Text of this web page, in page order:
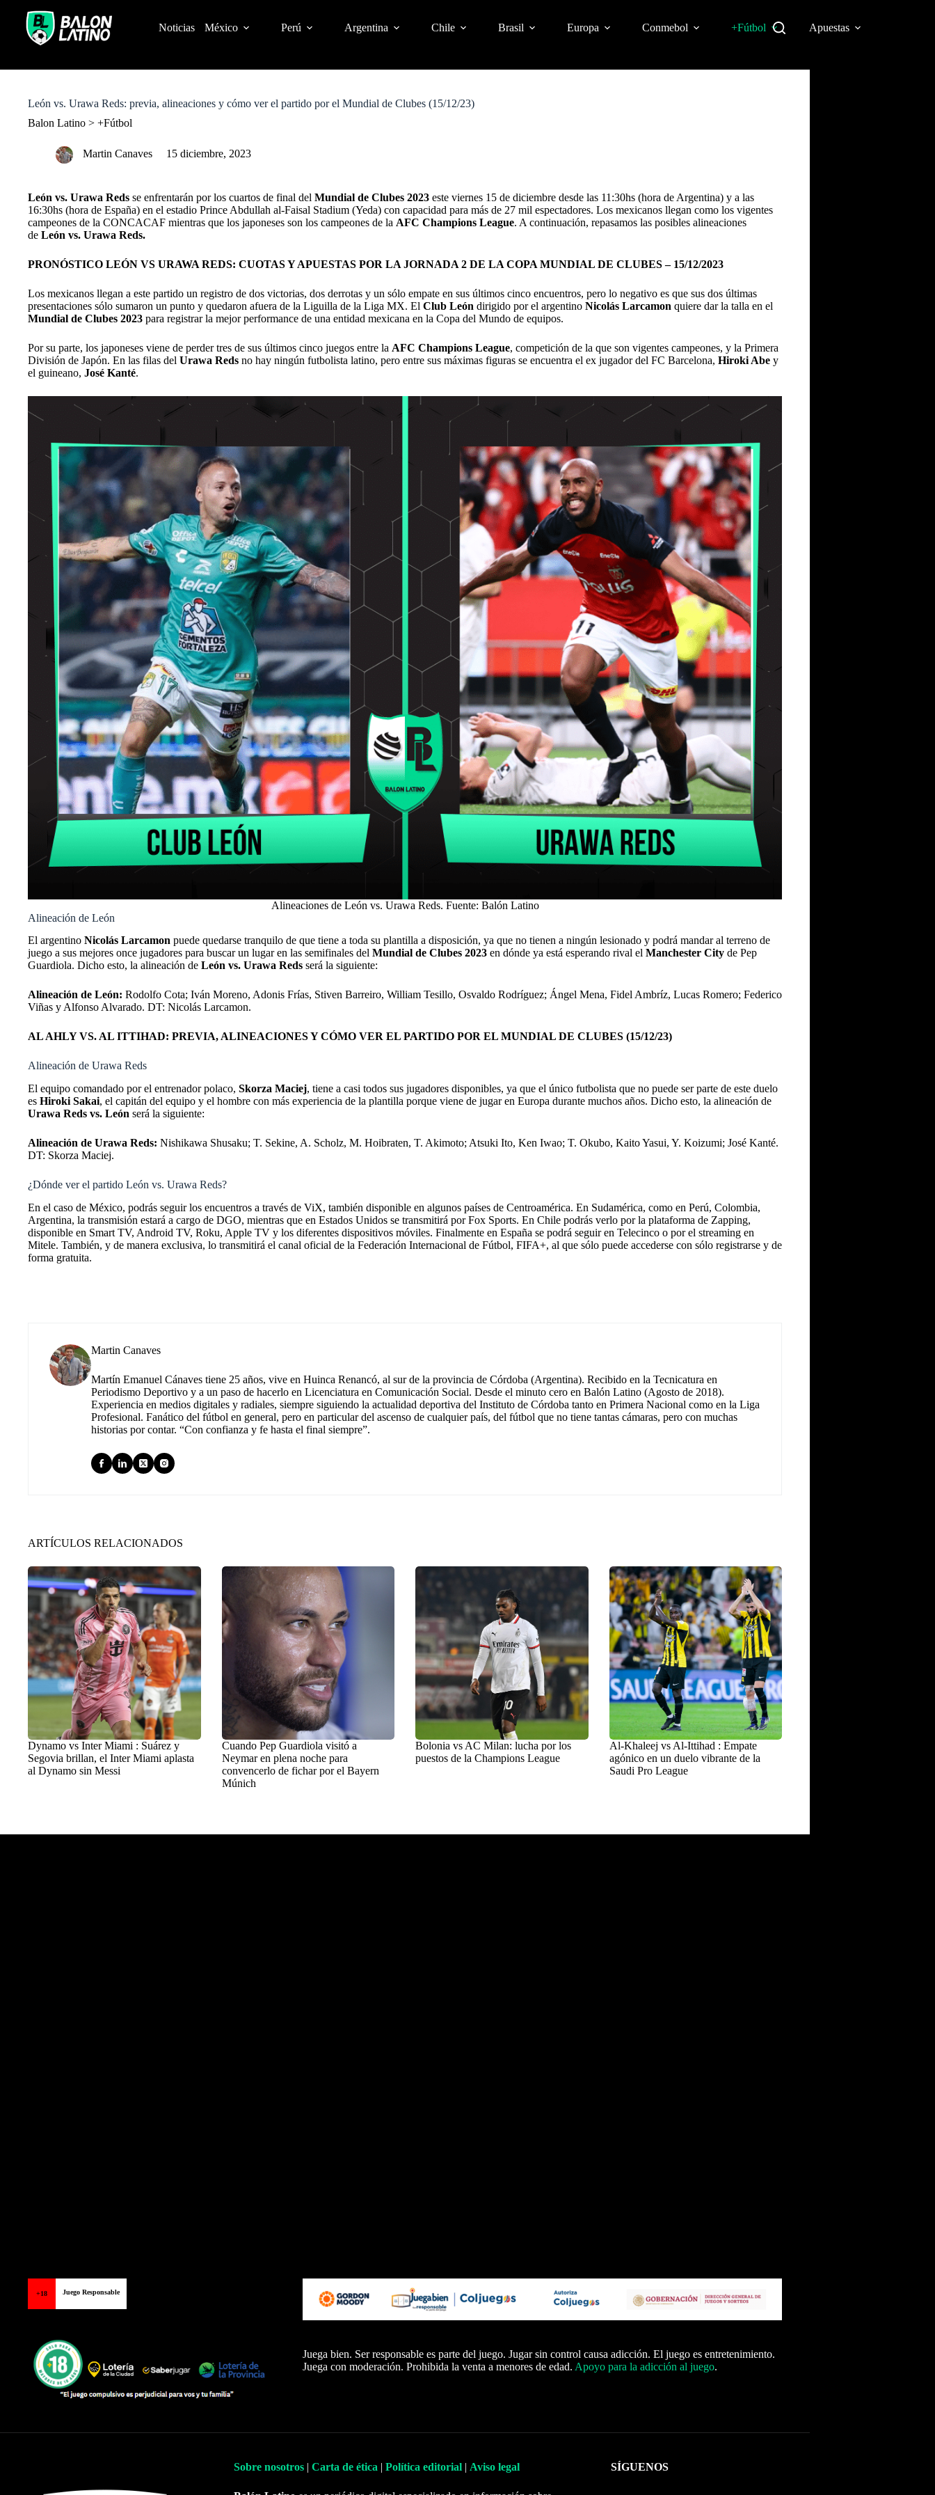
o
Noticias México Perú Argentina Chile Brasil Europa Conmebol +Fútbol Apuestas
León vs. Urawa Reds: previa, alineaciones y cómo ver el partido por el Mundial de Clubes (15/12/23)
Balon Latino > +Fútbol
Martin Canaves 15 diciembre, 2023
León vs. Urawa Reds se enfrentarán por los cuartos de final del Mundial de Clubes 2023 este viernes 15 de diciembre desde las 11:30hs (hora de Argentina) y a las
16:30hs (hora de España) en el estadio Prince Abdullah al-Faisal Stadium (Yeda) con capacidad para más de 27 mil espectadores. Los mexicanos llegan como los vigentes
campeones de la CONCACAF mientras que los japoneses son los campeones de la AFC Champions League. A continuación, repasamos las posibles alineaciones
de León vs. Urawa Reds.
PRONÓSTICO LEÓN VS URAWA REDS: CUOTAS Y APUESTAS POR LA JORNADA 2 DE LA COPA MUNDIAL DE CLUBES – 15/12/2023
Los mexicanos llegan a este partido un registro de dos victorias, dos derrotas y un sólo empate en sus últimos cinco encuentros, pero lo negativo es que sus dos últimas
presentaciones sólo sumaron un punto y quedaron afuera de la Liguilla de la Liga MX. El Club León dirigido por el argentino Nicolás Larcamon quiere dar la talla en el
Mundial de Clubes 2023 para registrar la mejor performance de una entidad mexicana en la Copa del Mundo de equipos.
Por su parte, los japoneses viene de perder tres de sus últimos cinco juegos entre la AFC Champions League, competición de la que son vigentes campeones, y la Primera
División de Japón. En las filas del Urawa Reds no hay ningún futbolista latino, pero entre sus máximas figuras se encuentra el ex jugador del FC Barcelona, Hiroki Abe y
el guineano, José Kanté.
Alineaciones de León vs. Urawa Reds. Fuente: Balón Latino
Alineación de León
El argentino Nicolás Larcamon puede quedarse tranquilo de que tiene a toda su plantilla a disposición, ya que no tienen a ningún lesionado y podrá mandar al terreno de
juego a sus mejores once jugadores para buscar un lugar en las semifinales del Mundial de Clubes 2023 en dónde ya está esperando rival el Manchester City de Pep
Guardiola. Dicho esto, la alineación de León vs. Urawa Reds será la siguiente:
Alineación de León: Rodolfo Cota; Iván Moreno, Adonis Frías, Stiven Barreiro, William Tesillo, Osvaldo Rodríguez; Ángel Mena, Fidel Ambríz, Lucas Romero; Federico
Viñas y Alfonso Alvarado. DT: Nicolás Larcamon.
AL AHLY VS. AL ITTIHAD: PREVIA, ALINEACIONES Y CÓMO VER EL PARTIDO POR EL MUNDIAL DE CLUBES (15/12/23)
Alineación de Urawa Reds
El equipo comandado por el entrenador polaco, Skorza Maciej, tiene a casi todos sus jugadores disponibles, ya que el único futbolista que no puede ser parte de este duelo
es Hiroki Sakai, el capitán del equipo y el hombre con más experiencia de la plantilla porque viene de jugar en Europa durante muchos años. Dicho esto, la alineación de
Urawa Reds vs. León será la siguiente:
Alineación de Urawa Reds: Nishikawa Shusaku; T. Sekine, A. Scholz, M. Hoibraten, T. Akimoto; Atsuki Ito, Ken Iwao; T. Okubo, Kaito Yasui, Y. Koizumi; José Kanté.
DT: Skorza Maciej.
¿Dónde ver el partido León vs. Urawa Reds?
En el caso de México, podrás seguir los encuentros a través de ViX, también disponible en algunos países de Centroamérica. En Sudamérica, como en Perú, Colombia,
Argentina, la transmisión estará a cargo de DGO, mientras que en Estados Unidos se transmitirá por Fox Sports. En Chile podrás verlo por la plataforma de Zapping,
disponible en Smart TV, Android TV, Roku, Apple TV y los diferentes dispositivos móviles. Finalmente en España se podrá seguir en Telecinco o por el streaming en
Mitele. También, y de manera exclusiva, lo transmitirá el canal oficial de la Federación Internacional de Fútbol, FIFA+, al que sólo puede accederse con sólo registrarse y de
forma gratuita.
Martin Canaves
Martín Emanuel Cánaves tiene 25 años, vive en Huinca Renancó, al sur de la provincia de Córdoba (Argentina). Recibido en la Tecnicatura en
Periodismo Deportivo y a un paso de hacerlo en Licenciatura en Comunicación Social. Desde el minuto cero en Balón Latino (Agosto de 2018).
Experiencia en medios digitales y radiales, siempre siguiendo la actualidad deportiva del Instituto de Córdoba tanto en Primera Nacional como en la Liga
Profesional. Fanático del fútbol en general, pero en particular del ascenso de cualquier país, del fútbol que no tiene tantas cámaras, pero con muchas
historias por contar. “Con confianza y fe hasta el final siempre”.
ARTÍCULOS RELACIONADOS
Dynamo vs Inter Miami : Suárez y
Segovia brillan, el Inter Miami aplasta
al Dynamo sin Messi
Cuando Pep Guardiola visitó a
Neymar en plena noche para
convencerlo de fichar por el Bayern
Múnich
Bolonia vs AC Milan: lucha por los
puestos de la Champions League
Al-Khaleej vs Al-Ittihad : Empate
agónico en un duelo vibrante de la
Saudi Pro League
+18 Juego Responsable
Juega bien. Ser responsable es parte del juego. Jugar sin control causa adicción. El juego es entretenimiento.
Juega con moderación. Prohibida la venta a menores de edad. Apoyo para la adicción al juego.
Sobre nosotros | Carta de ética | Política editorial | Aviso legal SÍGUENOS